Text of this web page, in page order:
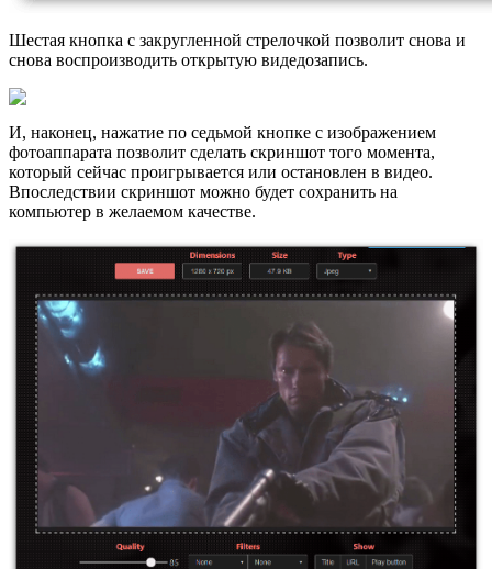
Шестая кнопка с закругленной стрелочкой позволит снова и
снова воспроизводить открытую видедозапись.
И, наконец, нажатие по седьмой кнопке с изображением
фотоаппарата позволит сделать скриншот того момента,
который сейчас проигрывается или остановлен в видео.
Впоследствии скриншот можно будет сохранить на
компьютер в желаемом качестве.